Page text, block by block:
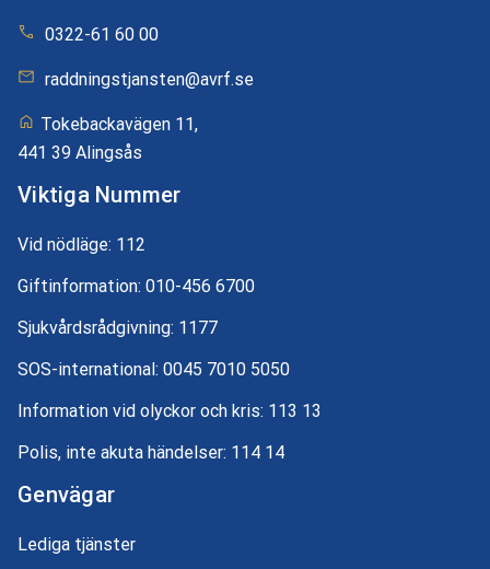
0322-61 60 00
raddningstjansten@avrf.se
Tokebackavägen 11,
441 39 Alingsås
Viktiga Nummer
Vid nödläge: 112
Giftinformation: 010-456 6700
Sjukvårdsrådgivning: 1177
SOS-international: 0045 7010 5050
Information vid olyckor och kris: 113 13
Polis, inte akuta händelser: 114 14
Genvägar
Lediga tjänster